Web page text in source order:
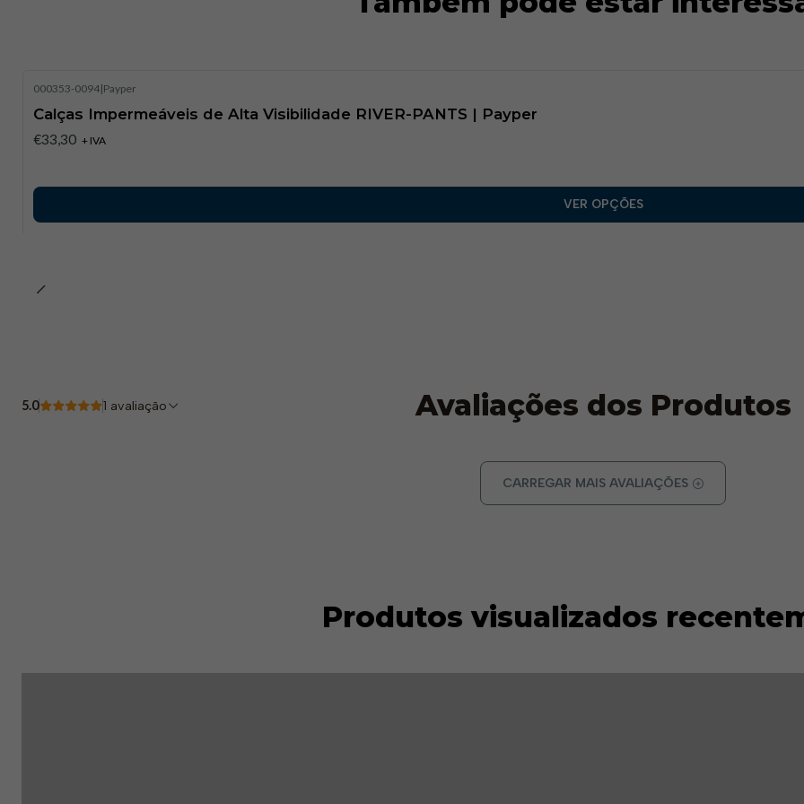
000353-0094|Payper
Calças Impermeáveis de Alta Visibilidade RIVER-PANTS | Payper
€33,30 + IVA
VER OPÇÕES
Avaliações dos Produtos
5.0 1 avaliação
CARREGAR MAIS AVALIAÇÕES
Produtos visualizados